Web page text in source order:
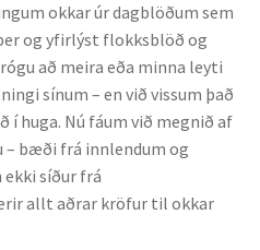
okkar úr dagblöðum sem
og yfirlýst flokksblöð og
að meira eða minna leyti
sínum – en við vissum það
huga. Nú fáum við megnið af
– bæði frá innlendum og
síður frá
allt aðrar kröfur til okkar